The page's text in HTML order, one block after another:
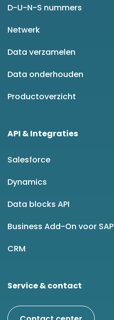
D-U-N-S nummers
Netwerk
Data verzamelen
Data onderhouden
Productoverzicht
API & Integraties
Salesforce
Dynamics
Data blocks API
Business Add-On voor SAP
CRM
Service & contact